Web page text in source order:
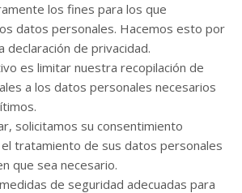
los fines para los que
datos personales. Hacemos esto por
declaración de privacidad.
es limitar nuestra recopilación de
a los datos personales necesarios
solicitamos su consentimiento
tratamiento de sus datos personales
que sea necesario.
de seguridad adecuadas para